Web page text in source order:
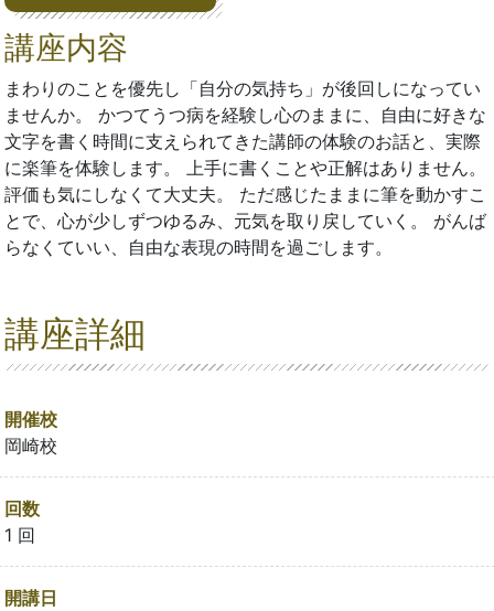
講座内容
まわりのことを優先し「自分の気持ち」が後回しになってい
ませんか。 かつてうつ病を経験し心のままに、自由に好きな
文字を書く時間に支えられてきた講師の体験のお話と、実際
に楽筆を体験します。 上手に書くことや正解はありません。
評価も気にしなくて大丈夫。 ただ感じたままに筆を動かすこ
とで、心が少しずつゆるみ、元気を取り戻していく。 がんば
らなくていい、自由な表現の時間を過ごします。
講座詳細
開催校
岡崎校
回数
1 回
開講日